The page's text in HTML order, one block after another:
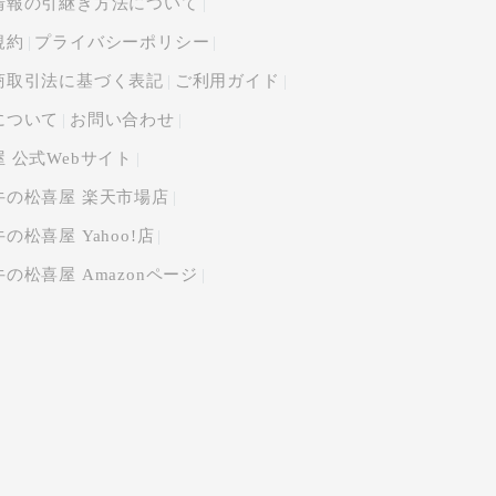
約 プライバシーポリシー
取引法に基づく表記 ご利用ガイド
ついて お問い合わせ
公式Webサイト
の松喜屋 楽天市場店
の松喜屋 Yahoo!店
の松喜屋 Amazonページ